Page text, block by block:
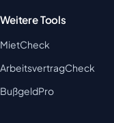
Weitere Tools
MietCheck
ArbeitsvertragCheck
BußgeldPro